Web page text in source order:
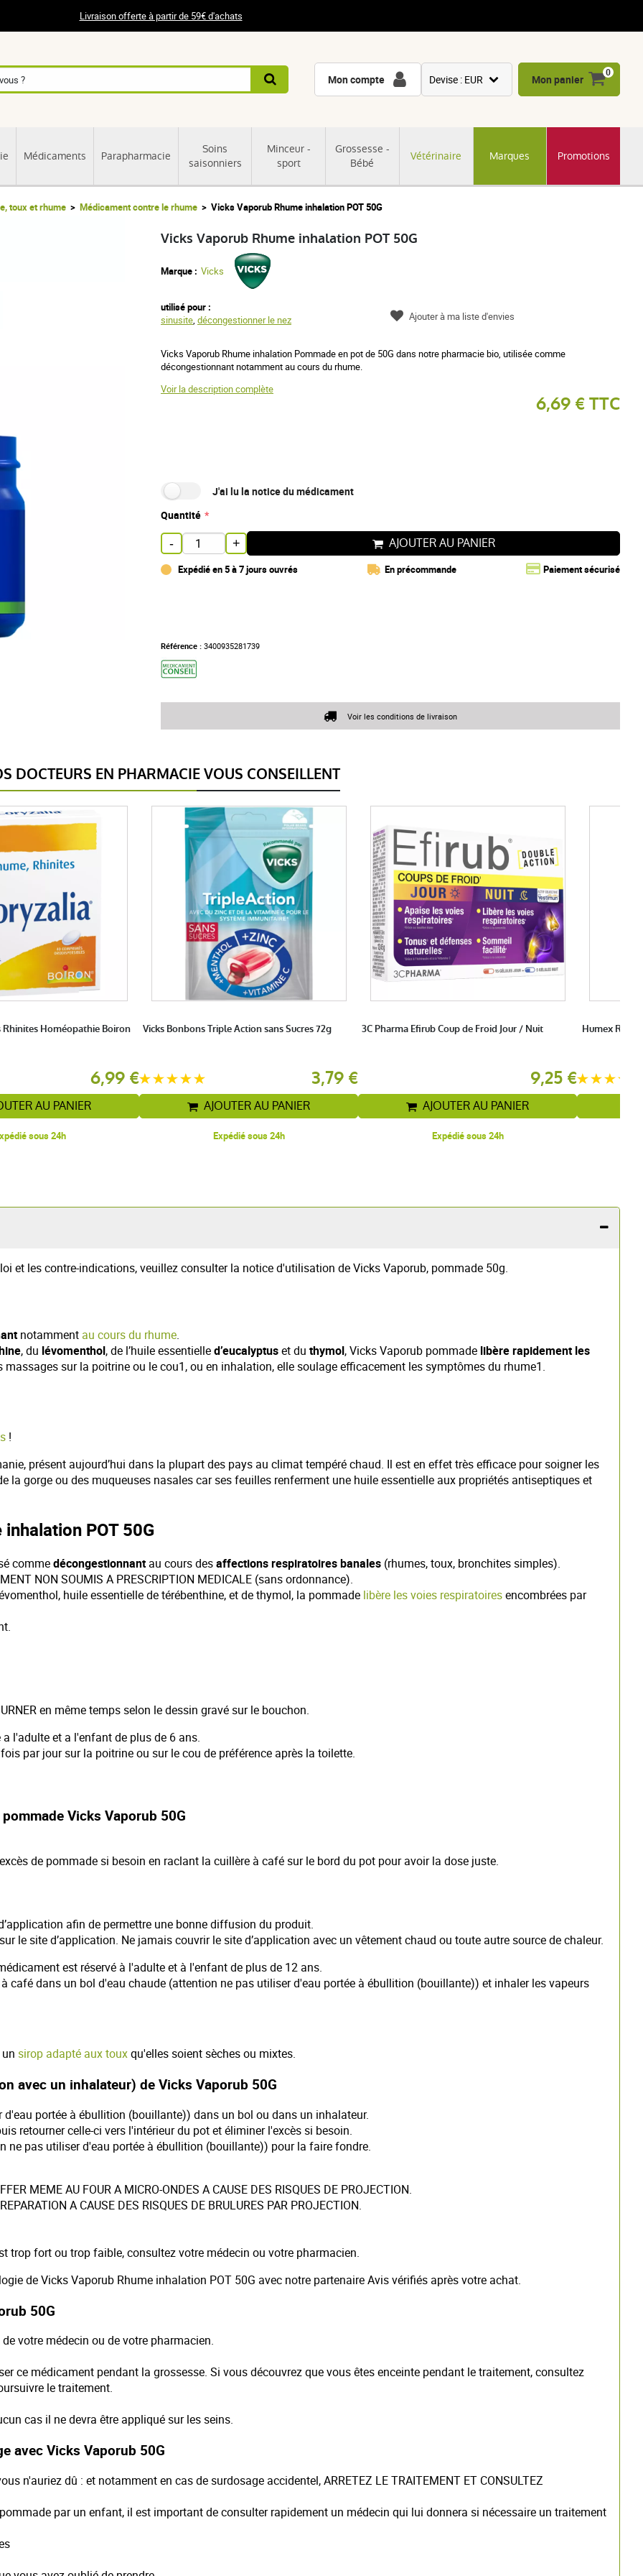
Livraison offerte à partir de 59€ d'achats
Médicaments Parapharmacie
Soins
saisonniers
Minceur -
sport
Grossesse -
Bébé
Vétérinaire Marques Promotions
Mon compte Devise : EUR
CNY
Mon panier
0
toux et rhume Médicament contre le rhume Vicks Vaporub Rhume inhalation POT 50G
Vicks Vaporub Rhume inhalation POT 50G
Marque : Vicks
utilisé pour :
sinusite, décongestionner le nez
Vicks Vaporub Rhume inhalation Pommade en pot de 50G dans notre pharmacie bio, utilisée comme
décongestionnant notamment au cours du rhume.
Voir la description complète
6,69 € TTC
J'ai lu la notice du médicament
Quantité
- + AJOUTER AU PANIER
Expédié en 5 à 7 jours ouvrés En précommande Paiement sécurisé
Référence : 3400935281739
Ajouter à ma liste d'envies
Voir les conditions de livraison
DOCTEURS EN PHARMACIE VOUS CONSEILLENT
Rhinites Homéopathie Boiron
6,99 €
AU PANIER
sous 24h
Vicks Bonbons Triple Action sans Sucres 72g
3,79 €
AJOUTER AU PANIER
Expédié sous 24h
3C Pharma Efirub Coup de Froid Jour / Nuit
9,25 €
AJOUTER AU PANIER
Expédié sous 24h
Humex
et les contre-indications, veuillez consulter la notice d'utilisation de Vicks Vaporub, pommade 50g.
notamment au cours du rhume.
, du lévomenthol, de l’huile essentielled’eucalyptuset du thymol, Vicks Vaporub pommade libère rapidement les
massages sur la poitrine ou le cou1, ou en inhalation, elle soulage efficacement les symptômes du rhume1.
!
présent aujourd’hui dans la plupart des pays au climat tempéré chaud. Il est en effet très efficace pour soigner les
la gorge ou des muqueuses nasales car ses feuilles renferment une huile essentielle aux propriétés antiseptiques et
POT 50G
commedécongestionnantau cours desaffections respiratoires banales (rhumes, toux, bronchites simples).
NON SOUMIS A PRESCRIPTION MEDICALE (sans ordonnance).
huile essentielle de térébenthine, et de thymol, la pommade libère les voies respiratoiresencombrées par
en même temps selon le dessin gravé sur le bouchon.
l'adulte et a l'enfant de plus de 6 ans.
par jour sur la poitrine ou sur le cou de préférence après la toilette.
Vicks Vaporub 50G
de pommade si besoin en raclant la cuillère à café sur le bord du pot pour avoir la dose juste.
afin de permettre une bonne diffusion du produit.
le site d’application. Ne jamais couvrir le site d’application avec un vêtement chaud ou toute autre source de chaleur.
est réservé à l'adulte et à l'enfant de plus de 12 ans.
café dans un bol d'eau chaude (attention ne pas utiliser d'eau portée à ébullition (bouillante)) et inhaler les vapeurs
sirop adapté aux touxqu'elles soient sèches ou mixtes.
avec un inhalateur) de Vicks Vaporub 50G
portée à ébullition (bouillante)) dans un bol ou dans un inhalateur.
retourner celle-ci vers l'intérieur du pot et éliminer l'excès si besoin.
ne pas utiliser d'eau portée à ébullition (bouillante)) pour la faire fondre.
MEME AU FOUR A MICRO-ONDES A CAUSE DES RISQUES DE PROJECTION.
A CAUSE DES RISQUES DE BRULURES PAR PROJECTION.
trop fort ou trop faible, consultez votre médecin ou votre pharmacien.
de Vicks Vaporub Rhume inhalation POT 50G avec notre partenaire Avis vérifiés après votre achat.
50G
votre médecin ou de votre pharmacien.
ce médicament pendant la grossesse. Si vous découvrez que vous êtes enceinte pendant le traitement, consultez
le traitement.
cas il ne devra être appliqué sur les seins.
avec Vicks Vaporub 50G
n'auriez dû : et notamment en cas de surdosage accidentel, ARRETEZ LE TRAITEMENT ET CONSULTEZ
par un enfant, il est important de consulter rapidement un médecin qui lui donnera si nécessaire un traitement